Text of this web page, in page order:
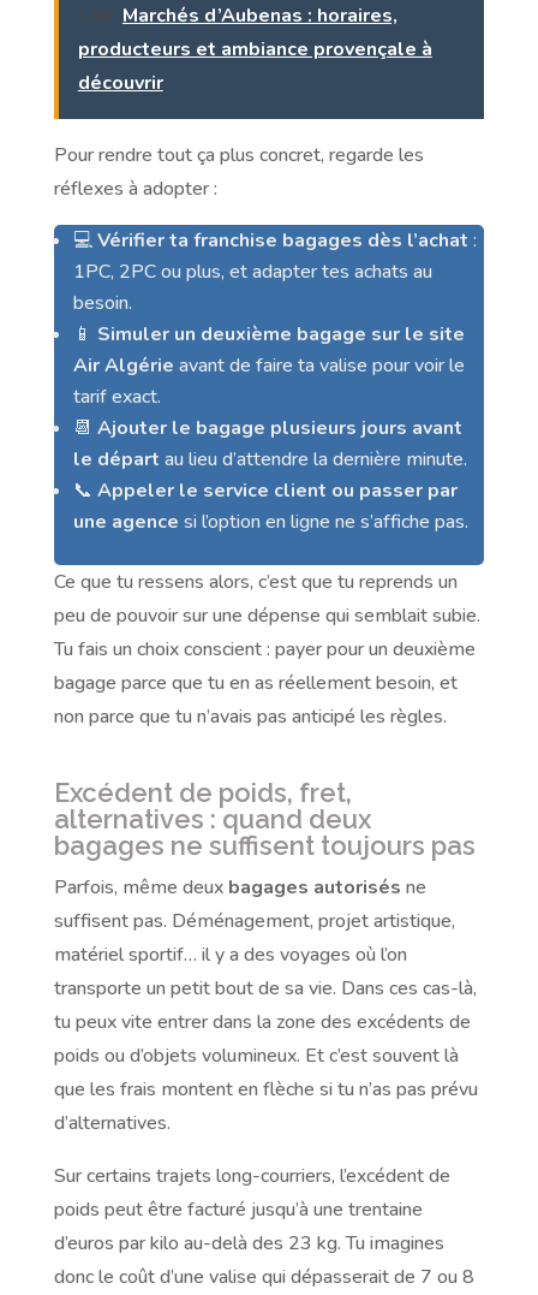
Lire Marchés d’Aubenas : horaires,
producteurs et ambiance provençale à
découvrir
Pour rendre tout ça plus concret, regarde les
réflexes à adopter :
💻Vérifier ta franchise bagages dès l’achat :
1PC, 2PC ou plus, et adapter tes achats au
besoin.
📱 Simuler un deuxième bagage sur le site
Air Algérie avant de faire ta valise pour voir le
tarif exact.
📆 Ajouter le bagage plusieurs jours avant
le départ au lieu d’attendre la dernière minute.
📞 Appeler le service client ou passer par
une agence si l’option en ligne ne s’affiche pas.
Ce que tu ressens alors, c’est que tu reprends un
peu de pouvoir sur une dépense qui semblait subie.
Tu fais un choix conscient : payer pour un deuxième
bagage parce que tu en as réellement besoin, et
non parce que tu n’avais pas anticipé les règles.
Excédent de poids, fret,
alternatives : quand deux
bagages ne suffisent toujours pas
Parfois, même deux bagages autorisés ne
suffisent pas. Déménagement, projet artistique,
matériel sportif… il y a des voyages où l’on
transporte un petit bout de sa vie. Dans ces cas-là,
tu peux vite entrer dans la zone des excédents de
poids ou d’objets volumineux. Et c’est souvent là
que les frais montent en flèche si tu n’as pas prévu
d’alternatives.
Sur certains trajets long-courriers, l’excédent de
poids peut être facturé jusqu’à une trentaine
d’euros par kilo au-delà des 23 kg. Tu imagines
donc le coût d’une valise qui dépasserait de 7 ou 8